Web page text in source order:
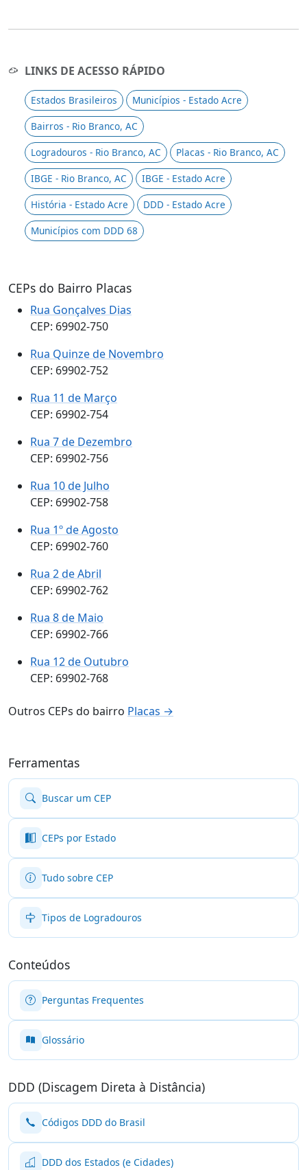
LINKS DE ACESSO RÁPIDO
Estados Brasileiros
Municípios - Estado Acre
Bairros - Rio Branco, AC
Logradouros - Rio Branco, AC
Placas - Rio Branco, AC
IBGE - Rio Branco, AC
IBGE - Estado Acre
História - Estado Acre
DDD - Estado Acre
Municípios com DDD 68
CEPs do Bairro Placas
Rua Gonçalves Dias
CEP: 69902-750
Rua Quinze de Novembro
CEP: 69902-752
Rua 11 de Março
CEP: 69902-754
Rua 7 de Dezembro
CEP: 69902-756
Rua 10 de Julho
CEP: 69902-758
Rua 1º de Agosto
CEP: 69902-760
Rua 2 de Abril
CEP: 69902-762
Rua 8 de Maio
CEP: 69902-766
Rua 12 de Outubro
CEP: 69902-768
Outros CEPs do bairro Placas →
Ferramentas
Buscar um CEP
CEPs por Estado
Tudo sobre CEP
Tipos de Logradouros
Conteúdos
Perguntas Frequentes
Glossário
DDD (Discagem Direta à Distância)
Códigos DDD do Brasil
DDD dos Estados (e Cidades)